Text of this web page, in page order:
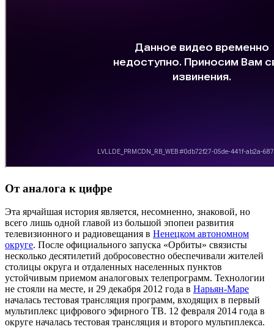
От аналога к цифре
Эта ярчайшая история является, несомненно, знаковой, но
всего лишь одной главой из большой эпопеи развития
телевизионного и радиовещания в Ненецком автономном
округе. После официального запуска «Орбиты» связисты
несколько десятилетий добросовестно обеспечивали жителей
столицы округа и отдаленных населенных пунктов
устойчивым приемом аналоговых телепрограмм. Технологии
не стояли на месте, и 29 декабря 2012 года в Нарьян-Маре
началась тестовая трансляция программ, входящих в первый
мультиплекс цифрового эфирного ТВ. 12 февраля 2014 года в
округе началась тестовая трансляция и второго мультиплекса.